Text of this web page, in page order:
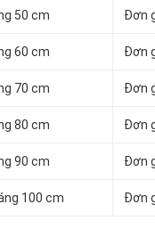
50 cm Đơn
60 cm Đơn
70 cm Đơn
80 cm Đơn
90 cm Đơn
100 cm Đơn